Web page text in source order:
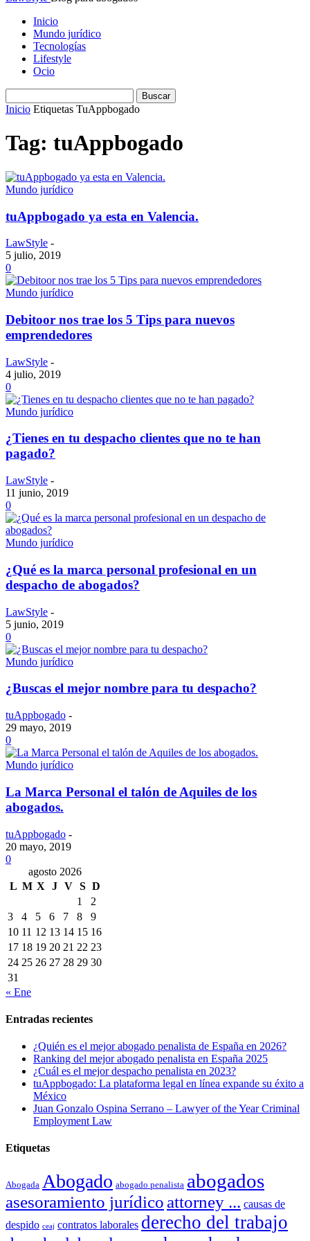
Inicio
Mundo jurídico
Tecnologías
Lifestyle
Ocio
Inicio Etiquetas TuAppbogado
Tag: tuAppbogado
Mundo jurídico
tuAppbogado ya esta en Valencia.
LawStyle -
5 julio, 2019
0
Mundo jurídico
Debitoor nos trae los 5 Tips para nuevos
emprendedores
LawStyle -
4 julio, 2019
0
Mundo jurídico
¿Tienes en tu despacho clientes que no te han
pagado?
LawStyle -
11 junio, 2019
0
Mundo jurídico
¿Qué es la marca personal profesional en un
despacho de abogados?
LawStyle -
5 junio, 2019
0
Mundo jurídico
¿Buscas el mejor nombre para tu despacho?
tuAppbogado -
29 mayo, 2019
0
Mundo jurídico
La Marca Personal el talón de Aquiles de los
abogados.
tuAppbogado -
20 mayo, 2019
0
agosto 2026
L M X J V S D
1
2
3
4 5 6 7 8
9
10 11 12 13 14 15 16
17 18 19 20 21 22 23
24 25 26 27 28 29 30
31
« Ene
Entradas recientes
¿Quién es el mejor abogado penalista de España en 2026?
Ranking del mejor abogado penalista en España 2025
¿Cuál es el mejor despacho penalista en 2023?
tuAppbogado: La plataforma legal en línea expande su éxito a
México
Juan Gonzalo Ospina Serrano – Lawyer of the Year Criminal
Employment Law
Etiquetas
Abogada Abogado abogado penalista abogados
asesoramiento jurídico attorney ... causas de
despido ceaj contratos laborales derecho del trabajo